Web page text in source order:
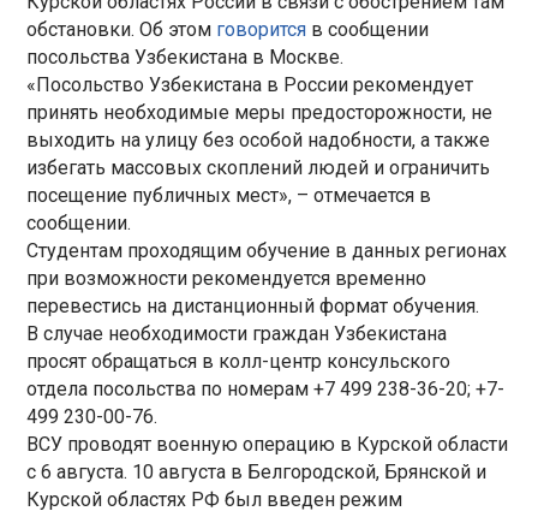
обстановки. Об этом говорится в сообщении
посольства Узбекистана в Москве.
«Посольство Узбекистана в России рекомендует
принять необходимые меры предосторожности, не
выходить на улицу без особой надобности, а также
избегать массовых скоплений людей и ограничить
посещение публичных мест», – отмечается в
сообщении.
Студентам проходящим обучение в данных регионах
при возможности рекомендуется временно
перевестись на дистанционный формат обучения.
В случае необходимости граждан Узбекистана
просят обращаться в колл-центр консульского
отдела посольства по номерам +7 499 238-36-20; +7-
499 230-00-76.
ВСУ проводят военную операцию в Курской области
с 6 августа. 10 августа в Белгородской, Брянской и
Курской областях РФ был введен режим